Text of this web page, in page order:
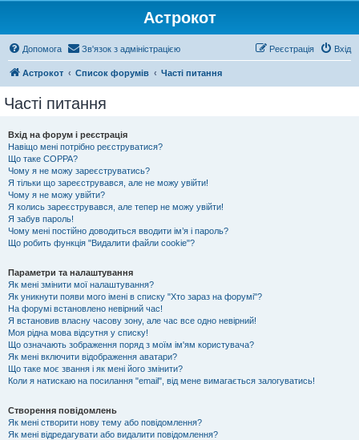
Астрокот
Допомога Зв'язок з адміністрацією Вхід
Реєстрація
Астрокот Список форумів Часті питання
Часті питання
Вхід на форум і реєстрація
Навіщо мені потрібно реєструватися?
Що таке COPPA?
Чому я не можу зареєструватись?
Я тільки що зареєструвався, але не можу увійти!
Чому я не можу увійти?
Я колись зареєструвався, але тепер не можу увійти!
Я забув пароль!
Чому мені постійно доводиться вводити ім’я і пароль?
Що робить функція "Видалити файли cookie"?
Параметри та налаштування
Як мені змінити мої налаштування?
Як уникнути появи мого імені в списку "Хто зараз на форумі"?
На форумі встановлено невірний час!
Я встановив власну часову зону, але час все одно невірний!
Моя рідна мова відсутня у списку!
Що означають зображення поряд з моїм ім'ям користувача?
Як мені включити відображення аватари?
Що таке моє звання і як мені його змінити?
Коли я натискаю на посилання "email", від мене вимагається залогуватись!
Створення повідомлень
Як мені створити нову тему або повідомлення?
Як мені відредагувати або видалити повідомлення?